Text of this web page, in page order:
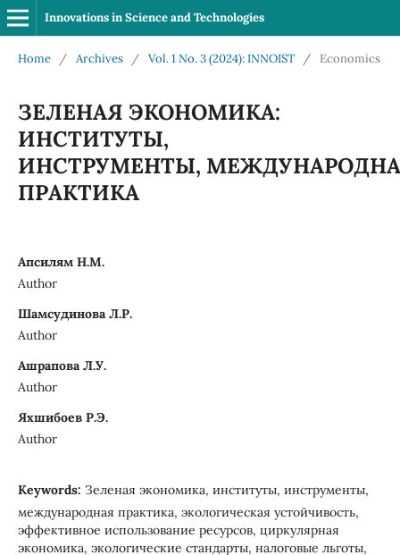
Innovations in Science and Technologies
Home / Archives / Vol. 1 No. 3 (2024): INNOIST / Economics
ЗЕЛЕНАЯ ЭКОНОМИКА:
ИНСТИТУТЫ,
ИНСТРУМЕНТЫ,
ПРАКТИКА
Апсилям Н.М.
Author
Шамсудинова Л.Р.
Author
Ашрапова Л.У.
Author
Яхшибоев Р.Э.
Author
Keywords: Зеленая экономика, институты, инструменты,
международная практика, экологическая устойчивость,
эффективное использование ресурсов, циркулярная
экономика, экологические стандарты, налоговые льготы,